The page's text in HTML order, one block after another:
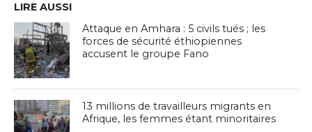
LIRE AUSSI
Attaque en Amhara : 5 civils tués ; les
forces de sécurité éthiopiennes
accusent le groupe Fano
13 millions de travailleurs migrants en
Afrique, les femmes étant minoritaires